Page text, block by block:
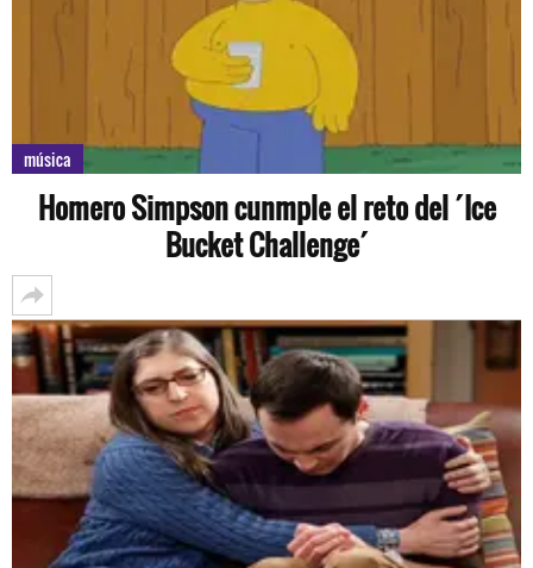
música
Homero Simpson cunmple el reto del ´Ice
Bucket Challenge´